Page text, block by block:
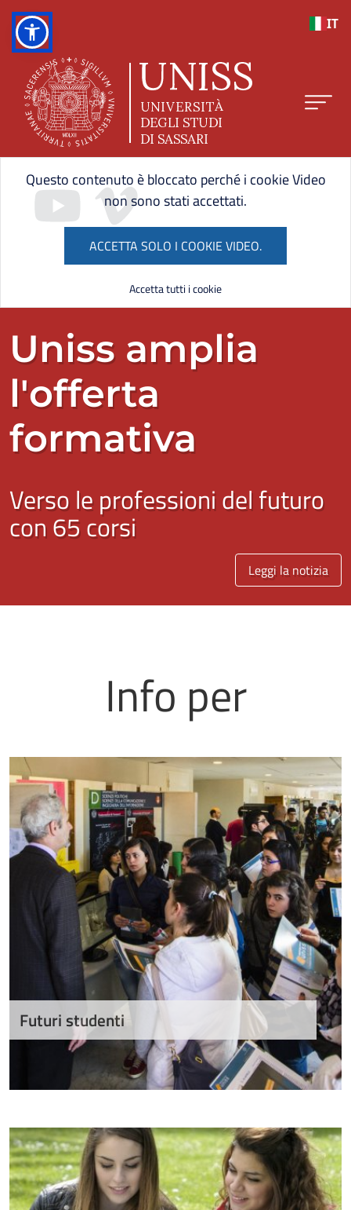
IT
Home page UNISS
Questo contenuto è bloccato perché i cookie Video
non sono stati accettati.
ACCETTA SOLO I COOKIE VIDEO.
Accetta tutti i cookie
Uniss amplia
l'offerta
formativa
Verso le professioni del futuro
con 65 corsi
Leggi la notizia
Info per
Futuri studenti